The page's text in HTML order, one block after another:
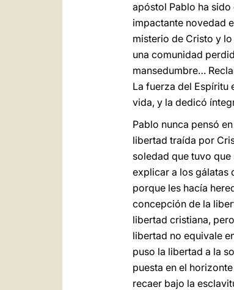
apóstol Pablo ha
impactante novedad
misterio de Cristo y
una comunidad
mansedumbre…
La fuerza del Espíritu
vida, y la dedicó
Pablo nunca pensó
libertad traída por
soledad que tuvo
explicar a los gálatas
porque les hacía
concepción de la
libertad cristiana,
libertad no equivale
puso la libertad a la
puesta en el
recaer bajo la